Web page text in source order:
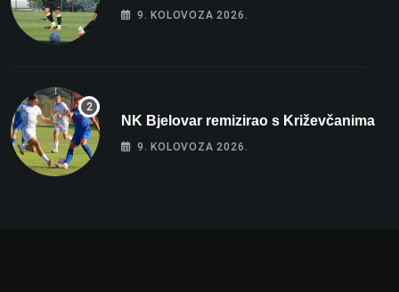
9. KOLOVOZA 2026.
NK Bjelovar remizirao s Križevčanima
9. KOLOVOZA 2026.